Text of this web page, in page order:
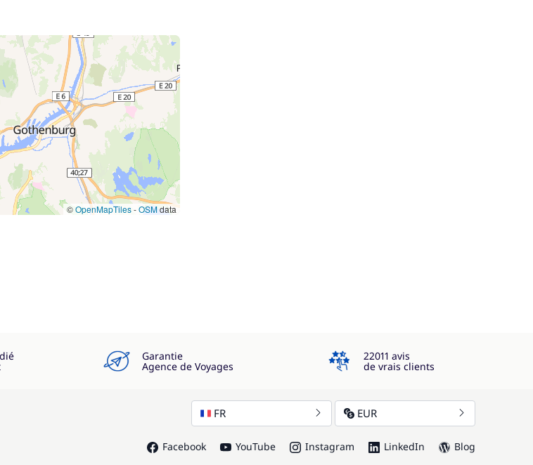
©OpenMapTiles-OSMdata
Garantie
Agence de Voyages
4.3
22011 avis
de vrais clients
FR EUR
Facebook YouTube Instagram LinkedIn Blog